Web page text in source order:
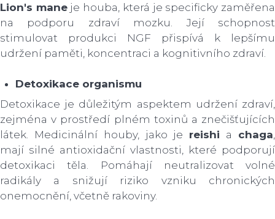
Lion's maneje houba, která je specificky zaměřena
na podporu zdraví mozku. Její schopnost
stimulovat produkci NGF přispívá k lepšímu
udržení paměti, koncentraci a kognitivního zdraví.
Detoxikace organismu
Detoxikace je důležitým aspektem udržení zdraví,
zejména v prostředí plném toxinů a znečišťujících
látek. Medicinální houby, jako je reishi a chaga
mají silné antioxidační vlastnosti, které podporují
detoxikaci těla. Pomáhají neutralizovat volné
radikály a snižují riziko vzniku chronických
onemocnění, včetně rakoviny.